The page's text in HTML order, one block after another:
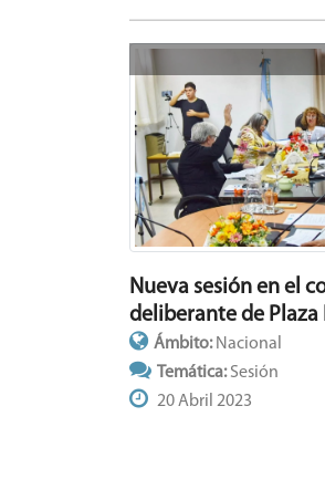
Nueva sesión en el
deliberante de Plaza
Ámbito: Nacional
Temática:Sesión
20 Abril 2023